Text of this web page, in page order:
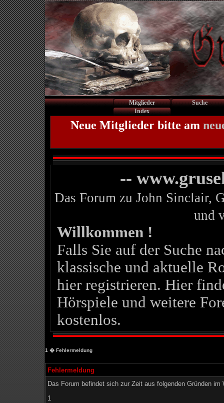
Mitglieder
Suche
Index
Neue Mitglieder bitte am
--
Das Forum zu John Sinclair,
und
Willkommen !
Falls Sie auf der Suche
klassische und aktuelle
hier registrieren. Hier
Hörspiele und weitere
kostenlos.
1 � Fehlermeldung
Fehlermeldung
Das Forum befindet sich zur Zeit aus folgenden Gründen im
1